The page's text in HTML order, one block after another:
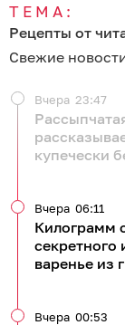
ТЕМА:
Рецепты от
Свежие
купечески
Вчера 23:47
Килограмм
секретного
варенье из
Вчера 06:11
Вчера 00:53